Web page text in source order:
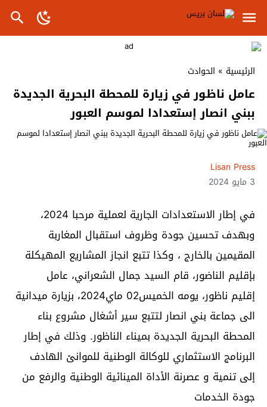
الرئيسية » الحوادث
عامل ناظور في زيارة للمحطة البحرية الجديدة
ببني انصار إستعدادا لموسم العبور
Lisan Press
3 مايو 2024
في إطار الاستعدادات الجارية لعملية مرحبا 2024،
وبهدف تحسين جودة وظروف استقبال المغاربة
المقيمين بالخارج ، وكذا تتبع انجاز المشاريع المهيكلة
بإقليم الناضور، قام السيد جمال الشعراني، عامل
إقليم ناظور، يومه الخميس02 ماي2024، بزيارة ميدانية
الى جماعة بني انصار لتتبع سير أشغال مشروع بناء
المحطة البحرية الجديدة بميناء الناظور. وذلك في إطار
البرنامج الاستثماري للوكالة الوطنية للموانئ الهادف
إلى تنمية و عصرنة الأداة المينائية الوطنية والرفع من
جودة الخدمات